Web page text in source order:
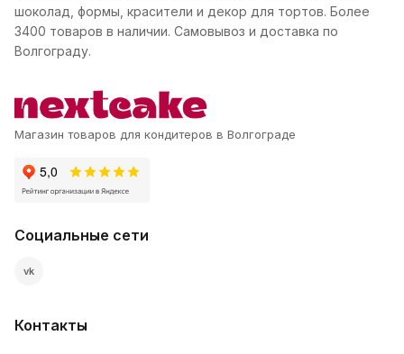
шоколад, формы, красители и декор для тортов. Более
3400 товаров в наличии. Самовывоз и доставка по
Волгограду.
Магазин товаров для кондитеров в Волгограде
Социальные сети
vk
Контакты